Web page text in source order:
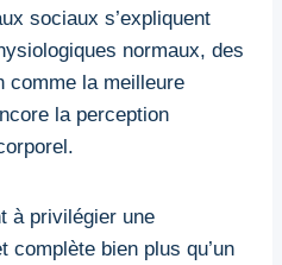
sociaux s’expliquent
normaux, des
comme la meilleure
la perception
à privilégier une
complète bien plus qu’un